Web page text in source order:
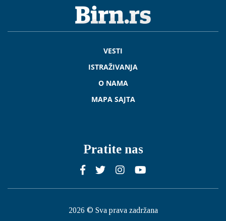
VESTI
ISTRAŽIVANJA
O NAMA
MAPA SAJTA
Pratite nas
2026 © Sva prava zadržana